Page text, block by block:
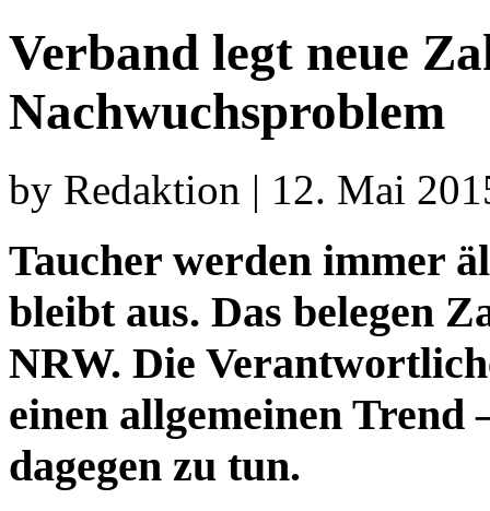
Verband legt neue
Nachwuchsproblem
by Redaktion | 12. Mai
Taucher werden immer
bleibt aus. Das belegen
NRW. Die
einen allgemeinen Trend
dagegen zu tun.